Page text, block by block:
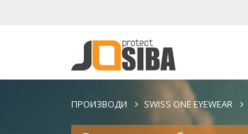
ПРОИЗВОДИ SWISS ONE EYEWEAR